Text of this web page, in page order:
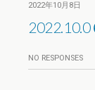
2022年10月8日
NO RESPONSES